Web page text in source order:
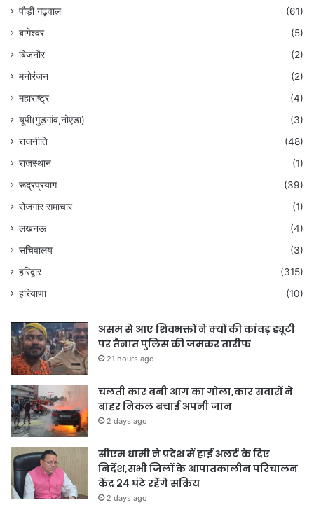
पौड़ी गढ़वाल
(61)
बागेश्वर
(5)
बिजनौर
(2)
मनोरंजन
(2)
महाराष्ट्र
(4)
यूपी(गुड़गांव,नोएडा)
(3)
राजनीति
(48)
राजस्थान
(1)
रूद्रप्रयाग
(39)
रोजगार समाचार
(1)
लखनऊ
(4)
सचिवालय
(3)
हरिद्वार
(315)
हरियाणा
(10)
असम से आए शिवभक्तों ने क्यों की कांवड़ ड्यूटी
पर तैनात पुलिस की जमकर तारीफ
21 hours ago
चलती कार बनी आग का गोला,कार सवारों ने
बाहर निकल बचाई अपनी जान
2 days ago
सीएम धामी ने प्रदेश में हाई अलर्ट के दिए
निर्देश,सभी जिलों के आपातकालीन परिचालन
केंद्र 24 घंटे रहेंगे सक्रिय
2 days ago